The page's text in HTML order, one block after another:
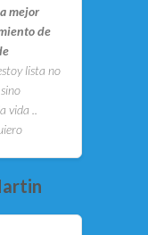
mejor
de
lista no
..